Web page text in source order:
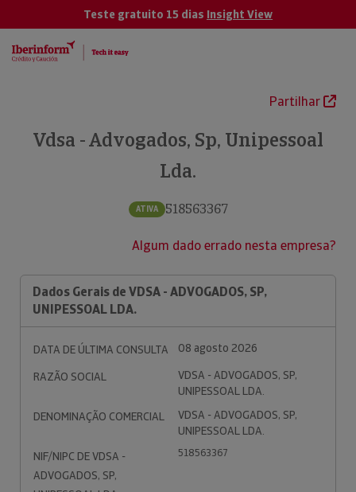
Teste gratuito 15 dias Insight View
Partilhar
Vdsa - Advogados, Sp, Unipessoal
Lda.
ATIVA 518563367
Algum dado errado nesta empresa?
Dados Gerais de VDSA - ADVOGADOS, SP,
UNIPESSOAL LDA.
DATA DE ÚLTIMA CONSULTA
08 agosto 2026
RAZÃO SOCIAL
VDSA - ADVOGADOS, SP,
UNIPESSOAL LDA.
DENOMINAÇÃO COMERCIAL
VDSA - ADVOGADOS, SP,
UNIPESSOAL LDA.
NIF/NIPC DE VDSA -
ADVOGADOS, SP,
518563367